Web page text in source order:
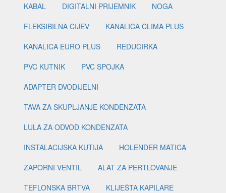
KABAL
DIGITALNI PRIJEMNIK
NOGA
FLEKSIBILNA CIJEV
KANALICA CLIMA PLUS
KANALICA EURO PLUS
REDUCIRKA
PVC KUTNIK
PVC SPOJKA
ADAPTER DVODIJELNI
TAVA ZA SKUPLJANJE KONDENZATA
LULA ZA ODVOD KONDENZATA
INSTALACIJSKA KUTIJA
HOLENDER MATICA
ZAPORNI VENTIL
ALAT ZA PERTLOVANJE
TEFLONSKA BRTVA
KLIJEŠTA KAPILARE